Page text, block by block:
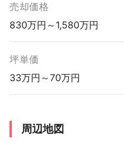
売却価格
830万円～1,580万円
坪単価
33万円～70万円
周辺地図